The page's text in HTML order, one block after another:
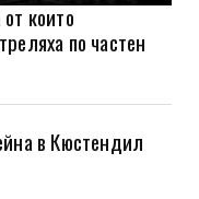
които
по частен
в Кюстендил